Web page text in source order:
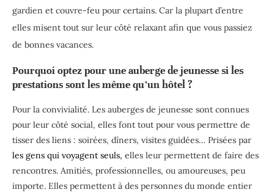
gardien et couvre-feu pour certains. Car la plupart d’entre
elles misent tout sur leur côté relaxant afin que vous passiez
de bonnes vacances.
Pourquoi optez pour une auberge de jeunesse si les
prestations sont les même qu’un hôtel ?
Pour la convivialité. Les auberges de jeunesse sont connues
pour leur côté social, elles font tout pour vous permettre de
tisser des liens : soirées, dîners, visites guidées… Prisées par
les gens qui voyagent seuls, elles leur permettent de faire des
rencontres. Amitiés, professionnelles, ou amoureuses, peu
importe. Elles permettent à des personnes du monde entier